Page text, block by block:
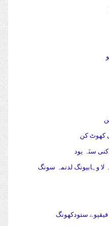
کھوٹ کن
سنَہ یود
لا وہابیونگ لدنمہ سونگ
ستودکھونگ